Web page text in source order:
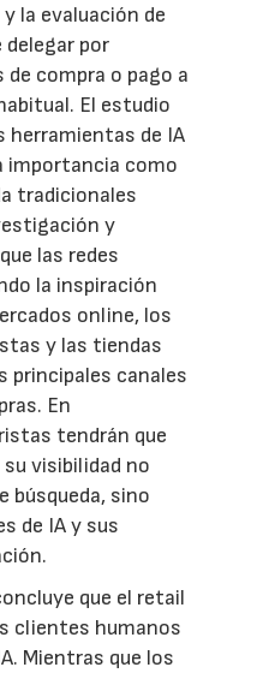
la evaluación de
por
compra o pago a
El estudio
herramientas de IA
importancia como
tradicionales
y
las redes
la inspiración
online, los
y las tiendas
principales canales
En
tendrán que
visibilidad no
búsqueda, sino
de IA y sus
que el retail
clientes humanos
Mientras que los